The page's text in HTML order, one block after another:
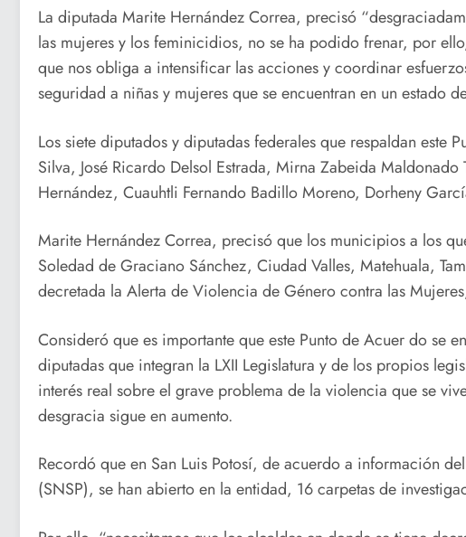
La diputada Marite Hernández Correa, precisó
las mujeres y los feminicidios, no se ha podido frenar, por
que nos obliga a intensificar las acciones y coordinar
seguridad a niñas y mujeres que se encuentran en un estado
Los siete diputados y diputadas federales que respaldan este
Silva, José Ricardo Delsol Estrada, Mirna Zabeida
Hernández, Cuauhtli Fernando Badillo Moreno, Dorheny
Marite Hernández Correa, precisó que los municipios a los
Soledad de Graciano Sánchez, Ciudad Valles, Matehuala,
decretada la Alerta de Violencia de Género contra las
Consideró que es importante que este Punto de Acuer do se
diputadas que integran la LXII Legislatura y de los propios
interés real sobre el grave problema de la violencia que se
desgracia sigue en aumento.
Recordó que en San Luis Potosí, de acuerdo a información
(SNSP), se han abierto en la entidad, 16 carpetas de